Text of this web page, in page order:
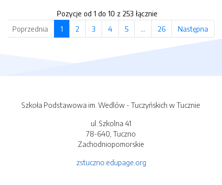
Pozycje od 1 do 10 z 253 łącznie
Poprzednia
1 2 3 4 5 … 26 Następna
Szkoła Podstawowa im. Wedlów - Tuczyńskich w Tucznie
ul. Szkolna 41
78-640, Tuczno
Zachodniopomorskie
zstuczno.edupage.org